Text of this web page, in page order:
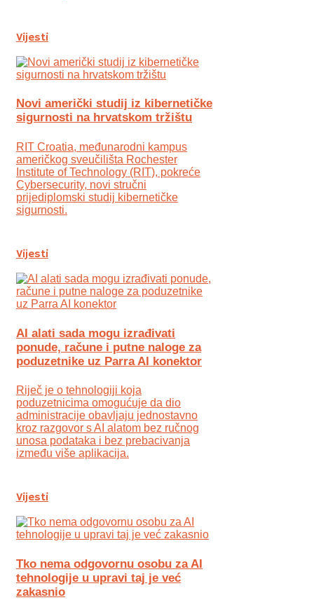
Vijesti
Novi američki studij iz kibernetičke
sigurnosti na hrvatskom tržištu
RIT Croatia, međunarodni kampus
američkog sveučilišta Rochester
Institute of Technology (RIT), pokreće
Cybersecurity, novi stručni
prijediplomski studij kibernetičke
sigurnosti.
Vijesti
AI alati sada mogu izrađivati
ponude, račune i putne naloge za
poduzetnike uz Parra AI konektor
Riječ je o tehnologiji koja
poduzetnicima omogućuje da dio
administracije obavljaju jednostavno
kroz razgovor s AI alatom bez ručnog
unosa podataka i bez prebacivanja
između više aplikacija.
Vijesti
Tko nema odgovornu osobu za AI
tehnologije u upravi taj je već
zakasnio